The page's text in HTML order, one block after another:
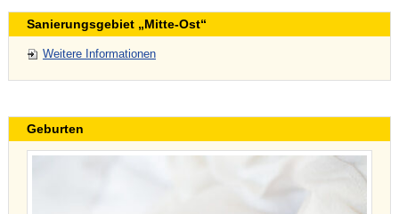
Sanierungsgebiet „Mitte-Ost“
Weitere Informationen
Geburten